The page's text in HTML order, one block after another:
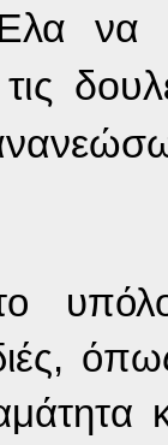
να
τις